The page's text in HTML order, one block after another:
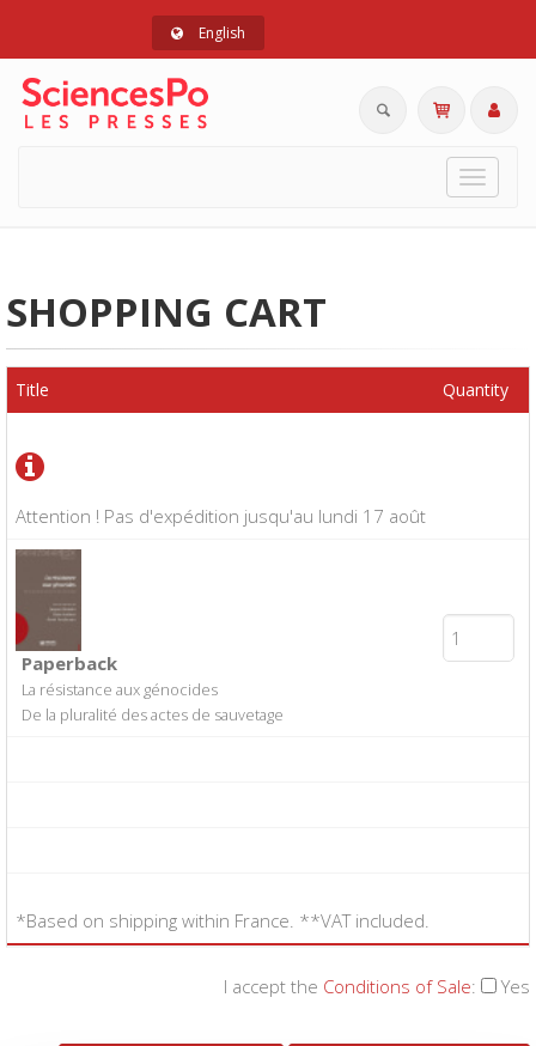
English
Toggle
SHOPPING CART
Attention ! Pas d'expédition jusqu'au lundi 17 août
Title Quantity
Paperback
La résistance aux génocides
De la pluralité des actes de sauvetage
*Based on shipping within France. **VAT included.
I accept the Conditions of Sale: Yes